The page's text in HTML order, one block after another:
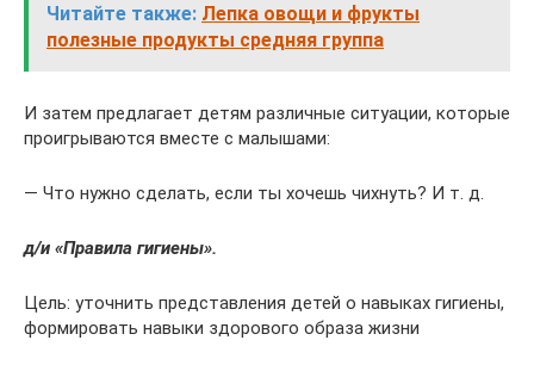
Читайте также: Лепка овощи и фрукты
полезные продукты средняя группа
И затем предлагает детям различные ситуации, которые
проигрываются вместе с малышами:
— Что нужно сделать, если ты хочешь чихнуть? И т. д.
д/и «Правила гигиены».
Цель: уточнить представления детей о навыках гигиены,
формировать навыки здорового образа жизни